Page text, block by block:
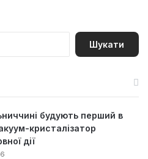
П
будують перший в
кристалізатор
дії